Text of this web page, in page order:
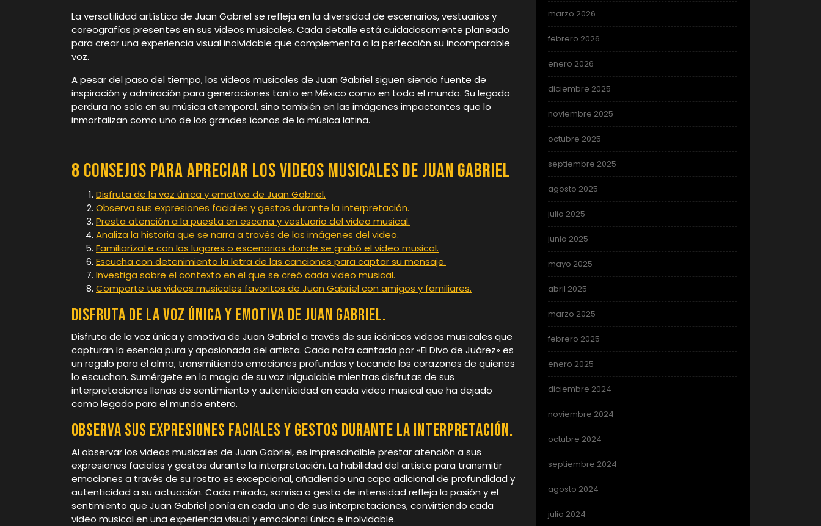
La versatilidad artística de Juan Gabriel se refleja en la diversidad de escenarios, vestuarios y
coreografías presentes en sus videos musicales. Cada detalle está cuidadosamente planeado
para crear una experiencia visual inolvidable que complementa a la perfección su incomparable
voz.
A pesar del paso del tiempo, los videos musicales de Juan Gabriel siguen siendo fuente de
inspiración y admiración para generaciones tanto en México como en todo el mundo. Su legado
perdura no solo en su música atemporal, sino también en las imágenes impactantes que lo
inmortalizan como uno de los grandes íconos de la música latina.
8 Consejos para Apreciar los Videos Musicales de Juan Gabriel
Disfruta de la voz única y emotiva de Juan Gabriel.
Observa sus expresiones faciales y gestos durante la interpretación.
Presta atención a la puesta en escena y vestuario del video musical.
Analiza la historia que se narra a través de las imágenes del video.
Familiarízate con los lugares o escenarios donde se grabó el video musical.
Escucha con detenimiento la letra de las canciones para captar su mensaje.
Investiga sobre el contexto en el que se creó cada video musical.
Comparte tus videos musicales favoritos de Juan Gabriel con amigos y familiares.
Disfruta de la voz única y emotiva de Juan Gabriel.
Disfruta de la voz única y emotiva de Juan Gabriel a través de sus icónicos videos musicales que
capturan la esencia pura y apasionada del artista. Cada nota cantada por «El Divo de Juárez» es
un regalo para el alma, transmitiendo emociones profundas y tocando los corazones de quienes
lo escuchan. Sumérgete en la magia de su voz inigualable mientras disfrutas de sus
interpretaciones llenas de sentimiento y autenticidad en cada video musical que ha dejado
como legado para el mundo entero.
Observa sus expresiones faciales y gestos durante la interpretación.
Al observar los videos musicales de Juan Gabriel, es imprescindible prestar atención a sus
expresiones faciales y gestos durante la interpretación. La habilidad del artista para transmitir
emociones a través de su rostro es excepcional, añadiendo una capa adicional de profundidad y
autenticidad a su actuación. Cada mirada, sonrisa o gesto de intensidad refleja la pasión y el
sentimiento que Juan Gabriel ponía en cada una de sus interpretaciones, convirtiendo cada
video musical en una experiencia visual y emocional única e inolvidable.
marzo 2026
febrero 2026
enero 2026
diciembre 2025
noviembre 2025
octubre 2025
septiembre 2025
agosto 2025
julio 2025
junio 2025
mayo 2025
abril 2025
marzo 2025
febrero 2025
enero 2025
diciembre 2024
noviembre 2024
octubre 2024
septiembre 2024
agosto 2024
julio 2024